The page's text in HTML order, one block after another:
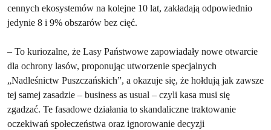
cennych ekosystemów na kolejne 10 lat, zakładają odpowiednio
jedynie 8 i 9% obszarów bez cięć.
– To kuriozalne, że Lasy Państwowe zapowiadały nowe otwarcie
dla ochrony lasów, proponując utworzenie specjalnych
„Nadleśnictw Puszczańskich”, a okazuje się, że hołdują jak zawsze
tej samej zasadzie – business as usual – czyli kasa musi się
zgadzać. Te fasadowe działania to skandaliczne traktowanie
oczekiwań społeczeństwa oraz ignorowanie decyzji